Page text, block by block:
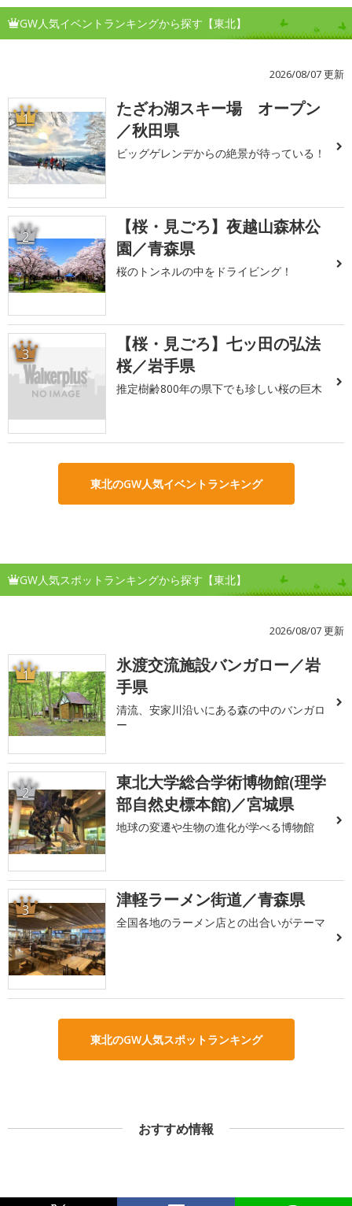
GW人気イベントランキングから探す【東北】
2026/08/07 更新
1
たざわ湖スキー場 オープン
／秋田県
ビッグゲレンデからの絶景が待っている！
2
【桜・見ごろ】夜越山森林公
園／青森県
桜のトンネルの中をドライビング！
3
【桜・見ごろ】七ッ田の弘法
桜／岩手県
推定樹齢800年の県下でも珍しい桜の巨木
東北のGW人気イベントランキング
GW人気スポットランキングから探す【東北】
2026/08/07 更新
1
氷渡交流施設バンガロー／岩
手県
清流、安家川沿いにある森の中のバンガロ
ー
2
東北大学総合学術博物館(理学
部自然史標本館)／宮城県
地球の変遷や生物の進化が学べる博物館
3 津軽ラーメン街道／青森県
全国各地のラーメン店との出合いがテーマ
東北のGW人気スポットランキング
おすすめ情報